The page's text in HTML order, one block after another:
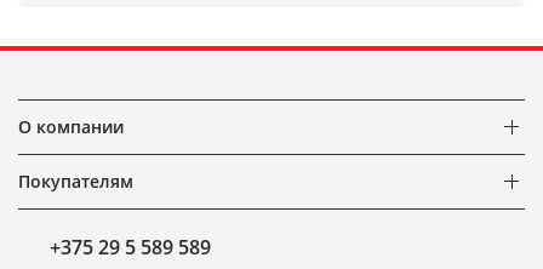
О компании
Покупателям
+375 29 5 589 589